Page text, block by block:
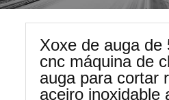
Xoxe de auga de
cnc máquina de
auga para cortar
aceiro inoxidable